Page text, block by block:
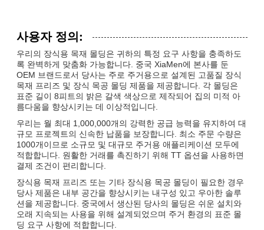
사용자 정의:
우리의 장식용 목재 몰딩은 귀하의 특정 요구 사항을 충족하도
록 완벽하게 맞춤화 가능합니다. 중국 XiaMen에 본사를 둔
OEM 브랜드로서 당사는 주로 주거용으로 설계된 고품질 장식
목재 프리즈 및 장식 목공 몰딩 제품을 제공합니다. 각 몰딩은
표준 길이 8피트의 밝은 갈색 색상으로 제작되어 집의 미적 아
름다움을 향상시키는 데 이상적입니다.
우리는 월 최대 1,000,000개의 강력한 공급 능력을 유지하여 대
규모 프로젝트의 신속한 납품을 보장합니다. 최소 주문 수량은
1000개이므로 소규모 및 대규모 주거용 애플리케이션 모두에
적합합니다. 원활한 거래를 촉진하기 위해 TT 옵션을 사용하면
결제 조건이 편리합니다.
장식용 목재 프리즈 또는 기타 장식용 목공 몰딩이 필요한 경우
당사 제품은 내부 공간을 향상시키는 내구성 있고 우아한 솔루
션을 제공합니다. 중국에서 생산된 당사의 몰딩은 쉬운 설치와
오래 지속되는 사용을 위해 설계되었으며 주거 환경의 표준 몰
딩 요구 사항에 적합합니다.